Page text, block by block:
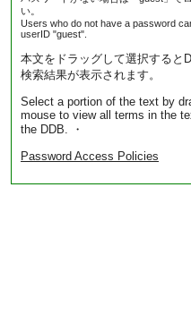
い。
Users who do not have a password
userID "guest".
本文をドラッグして選択すると
検索結果が表示されます。
Select a portion of the text by
mouse to view all terms in the
the DDB. ・
Password Access Policies